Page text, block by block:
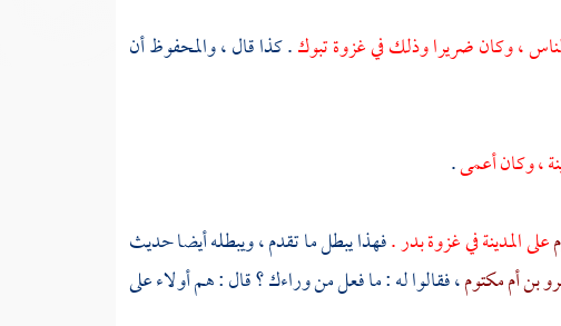
، وكان ضريرا وذلك في غزوةتبوك. كذا قال ، والمحفوظ أن
، وكان أعمى.
على المدينة في غزوةبدر.فهذا يبطل ما تقدم ، ويبطله أيضا حديث
بن أم مكتوم، فقالوا له : ما فعل من وراءك ؟ قال : هم أولاء على